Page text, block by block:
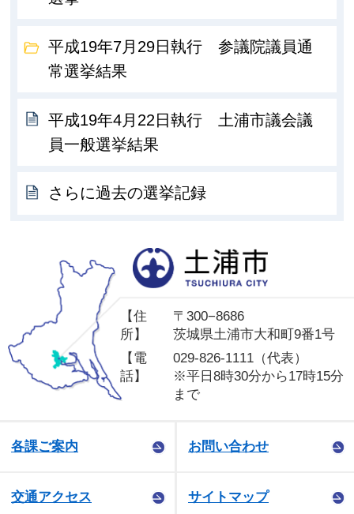
平成19年7月29日執行 参議院議員通
常選挙結果
平成19年4月22日執行 土浦市議会議
員一般選挙結果
さらに過去の選挙記録
【住
所】
〒300−8686
茨城県土浦市大和町9番1号
【電
話】
029-826-1111（代表）
※平日8時30分から17時15分
まで
各課ご案内 お問い合わせ
交通アクセス サイトマップ